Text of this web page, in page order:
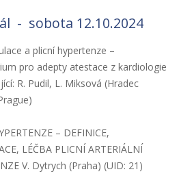
- sobota 12.10.2024
a plicní hypertenze –
pro adepty atestace z kardiologie
R. Pudil, L. Miksová (Hradec
– DEFINICE,
LÉČBA PLICNÍ ARTERIÁLNÍ
V. Dytrych (Praha) (UID: 21)